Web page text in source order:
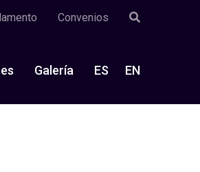
Convenios
Galería ES EN